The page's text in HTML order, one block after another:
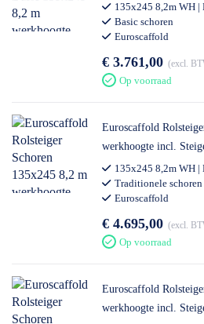
135x245 8,2m WH |
Basic schoren
Euroscaffold
€ 3.761,00 excl.
Op voorraad
Euroscaffold
werkhoogte incl.
135x245 8,2m WH |
Traditionele schoren
Euroscaffold
€ 4.695,00 excl.
Op voorraad
Euroscaffold
werkhoogte incl.